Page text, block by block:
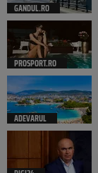
GANDUL.RO
PROSPORT.RO
ADEVARUL